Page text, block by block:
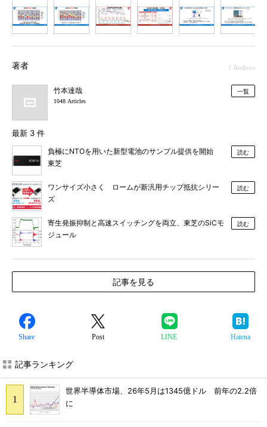
著者 1 Authors
竹本達哉
1048 Articles
一覧
最新 3 件
負極にNTOを用いた新型電池のサンプル提供を開始
東芝
読む
ワンサイズ小さく ロームが新汎用チップ抵抗シリー
ズ
読む
寄生発振抑制と高速スイッチングを両立、東芝のSiCモ
ジュール
読む
記事を見る
Share Post LINE Hatena
記事ランキング
世界半導体市場、26年5月は1345億ドル 前年の2.2倍
に